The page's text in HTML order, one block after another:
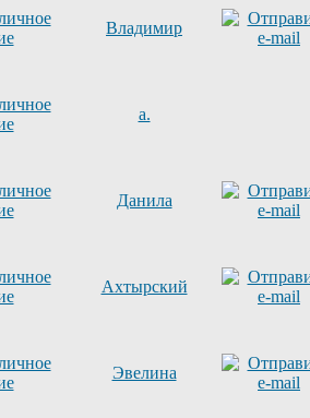
Владимир
a.
Данила
Ахтырский
Эвелина